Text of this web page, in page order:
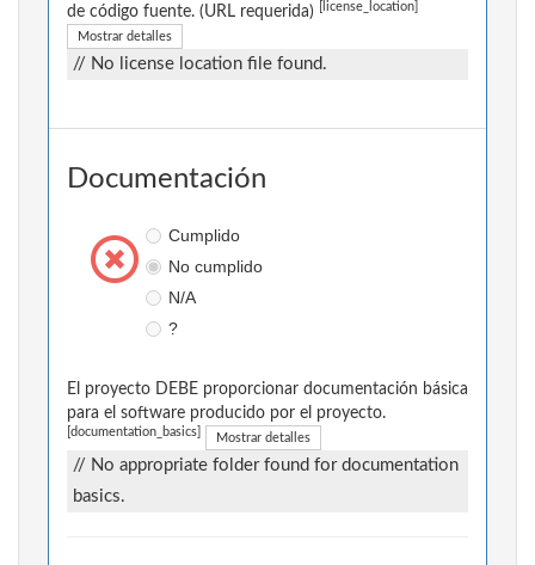
de código fuente. (URL requerida)
[license_location]
Mostrar detalles
// No license location file found.
Documentación
Cumplido
No cumplido
N/A
?
El proyecto DEBE proporcionar documentación básica
para el software producido por el proyecto.
[documentation_basics] Mostrar detalles
// No appropriate folder found for documentation
basics.